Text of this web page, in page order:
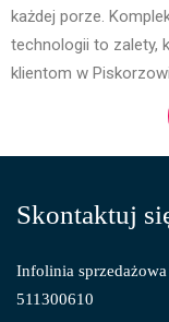
każdej porze.
technologii to zalety,
klientom w
Skontaktuj
Infolinia sprzedażowa
511300610